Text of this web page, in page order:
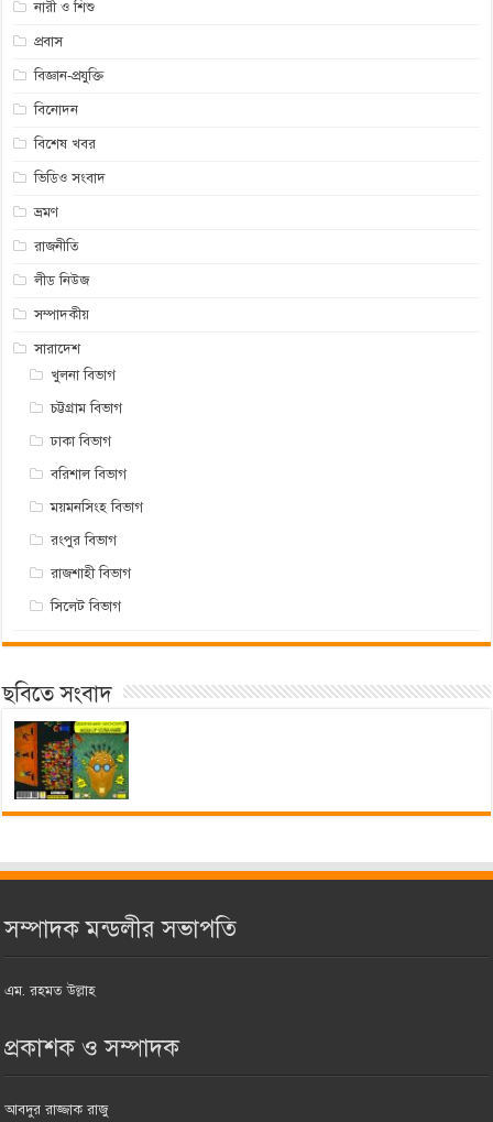
নারী ও শিশু
প্রবাস
বিজ্ঞান-প্রযুক্তি
বিনোদন
বিশেষ খবর
ভিডিও সংবাদ
ভ্রমণ
রাজনীতি
লীড নিউজ
সম্পাদকীয়
সারাদেশ
খুলনা বিভাগ
চট্টগ্রাম বিভাগ
ঢাকা বিভাগ
বরিশাল বিভাগ
ময়মনসিংহ বিভাগ
রংপুর বিভাগ
রাজশাহী বিভাগ
সিলেট বিভাগ
ছবিতে সংবাদ
সম্পাদক মন্ডলীর সভাপতি
এম. রহমত উল্লাহ
প্রকাশক ও সম্পাদক
আবদুর রাজ্জাক রাজু